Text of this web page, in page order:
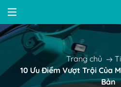
Trang chủ
10 Ưu Điểm Vượt Trội Của
Bản